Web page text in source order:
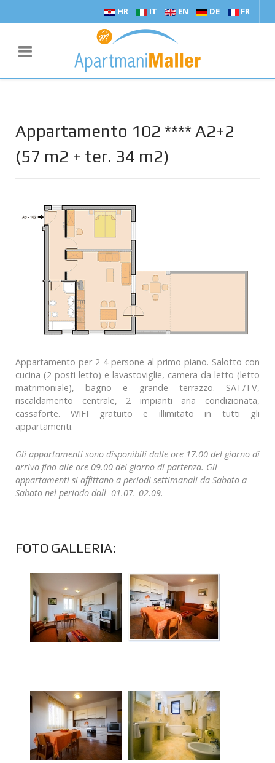
HR IT EN DE FR
Appartamento 102 **** A2+2
(57 m2 + ter. 34 m2)
Appartamento per 2-4 persone al primo piano. Salotto con
cucina (2 posti letto) e lavastoviglie, camera da letto (letto
matrimoniale), bagno e grande terrazzo. SAT/TV,
riscaldamento centrale, 2 impianti aria condizionata,
cassaforte. WIFI gratuito e illimitato in tutti gli
appartamenti.
Gli appartamenti sono disponibili dalle ore 17.00 del giorno di
arrivo fino alle ore 09.00 del giorno di partenza. Gli
appartamenti si affittano a periodi settimanali da Sabato a
Sabato nel periodo dall 01.07.-02.09.
FOTO GALLERIA: